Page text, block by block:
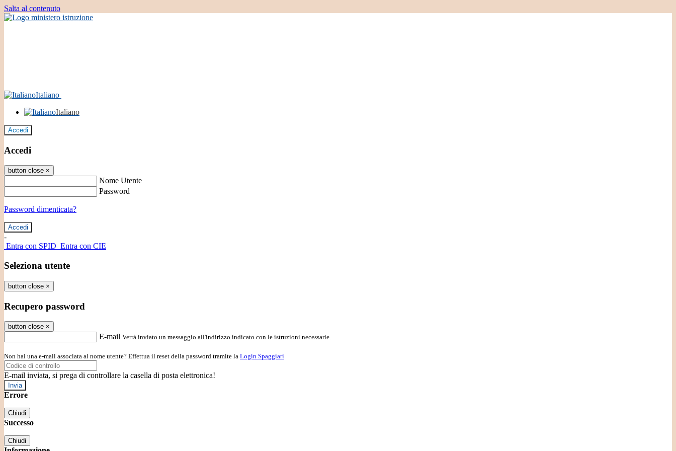
Salta al contenuto
Italiano
Italiano
Accedi
Accedi
button close ×
Nome Utente
Password
Password dimenticata?
-
Entra con SPID Entra con CIE
Seleziona utente
button close ×
Recupero password
button close ×
E-mail Verrà inviato un messaggio all'indirizzo indicato con le istruzioni necessarie.
Non hai una e-mail associata al nome utente? Effettua il reset della password tramite la Login Spaggiari
E-mail inviata, si prega di controllare la casella di posta elettronica!
Errore
Chiudi
Successo
Chiudi